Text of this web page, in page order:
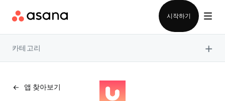
시작하기
카테고리 ×
앱 찾아보기